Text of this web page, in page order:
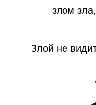
злом
Злой не